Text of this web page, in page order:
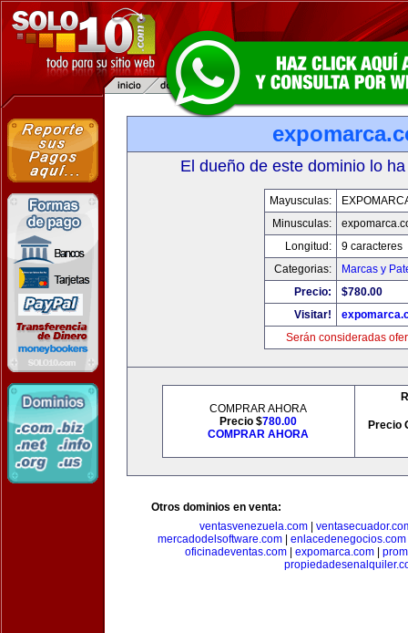
El dueño de este dominio lo
Mayusculas:
Minusculas:
Longitud:
9 caracteres
Categorias:
Marcas y
Precio:
$780.00
Visitar!
Serán consideradas
COMPRAR AHORA
Precio $780.00
COMPRAR AHORA
Precio
Otros dominios en venta:
ventasvenezuela.com|
mercadodelsoftware.com
enlacedenegocios.com
oficinadeventas.com
expomarca.com